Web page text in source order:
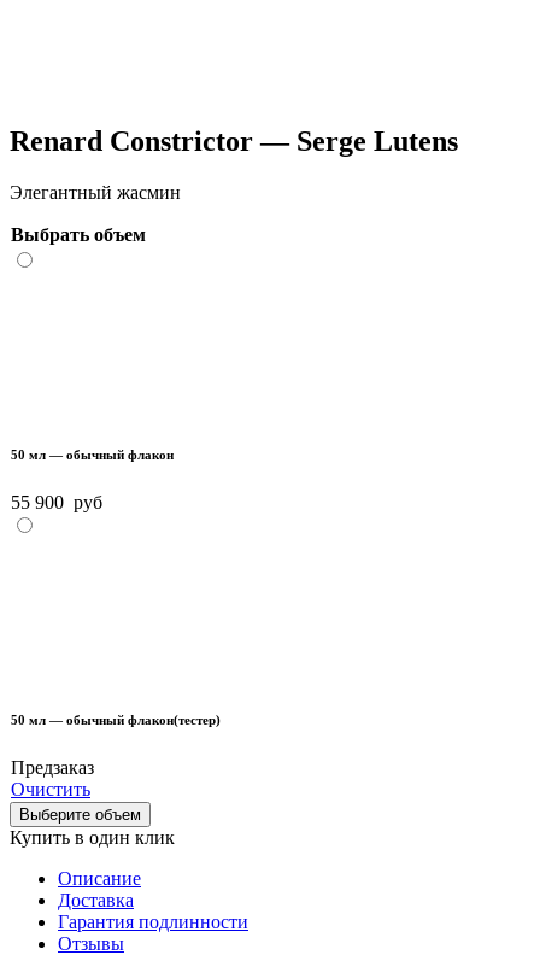
Renard Constrictor — Serge Lutens
Элегантный жасмин
Выбрать объем
50 мл — обычный флакон
55 900 руб
50 мл — обычный флакон(тестер)
Предзаказ
Очистить
Выберите объем
Купить в один клик
Описание
Доставка
Гарантия подлинности
Отзывы